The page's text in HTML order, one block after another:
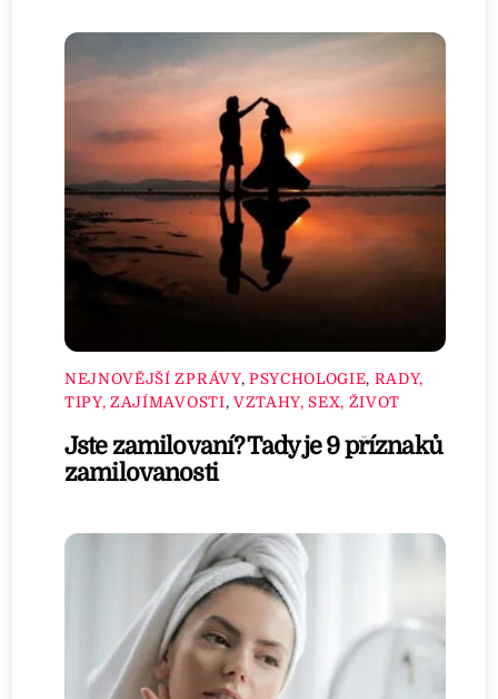
NEJNOVĚJŠÍ ZPRÁVY, PSYCHOLOGIE, RADY,
TIPY, ZAJÍMAVOSTI, VZTAHY, SEX, ŽIVOT
Jste zamilovaní? Tady je 9 příznaků
zamilovanosti